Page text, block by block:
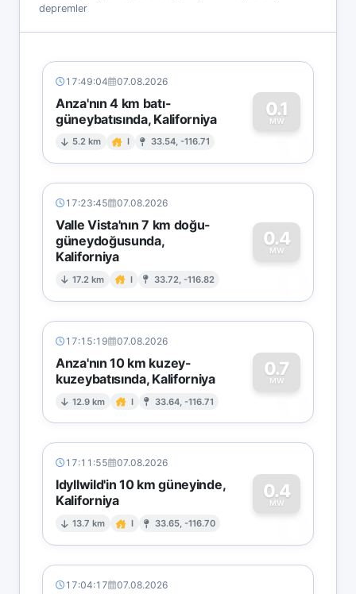
depremler
17:49:04 07.08.2026
Anza'nın 4 km batı-
güneybatısında, Kaliforniya
5.2 km I 33.54, -116.71
0.1
MW
0
17:23:45 07.08.2026
Valle Vista'nın 7 km doğu-
güneydoğusunda,
Kaliforniya
17.2 km I 33.72, -116.82
0.4
MW
0
17:15:19 07.08.2026
Anza'nın 10 km kuzey-
kuzeybatısında, Kaliforniya
12.9 km I 33.64, -116.71
0.7
MW
0
17:11:55 07.08.2026
Idyllwild'in 10 km güneyinde,
Kaliforniya
13.7 km I 33.65, -116.70
0.4
MW
0
17:04:17 07.08.2026